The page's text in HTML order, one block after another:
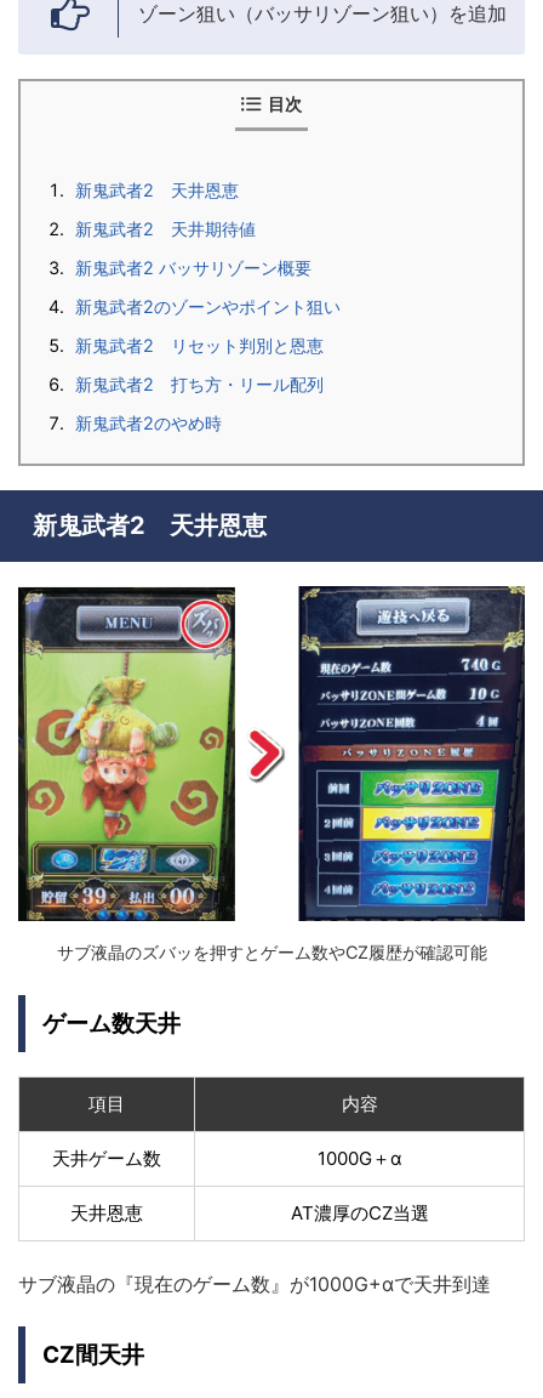
ゾーン狙い（バッサリゾーン狙い）を追加
目次
新鬼武者2 天井恩恵
新鬼武者2 天井期待値
新鬼武者2 バッサリゾーン概要
新鬼武者2のゾーンやポイント狙い
新鬼武者2 リセット判別と恩恵
新鬼武者2 打ち方・リール配列
新鬼武者2のやめ時
新鬼武者2 天井恩恵
サブ液晶のズバッを押すとゲーム数やCZ履歴が確認可能
ゲーム数天井
項目 内容
天井ゲーム数 1000G＋α
天井恩恵 AT濃厚のCZ当選
サブ液晶の『現在のゲーム数』が1000G+αで天井到達
CZ間天井